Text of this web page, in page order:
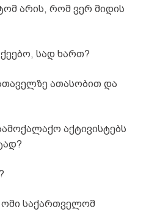
არის, რომ ვერ მიდის
სად ხართ?
ათასობით და
აქტივისტებს
ომი საქართველომ